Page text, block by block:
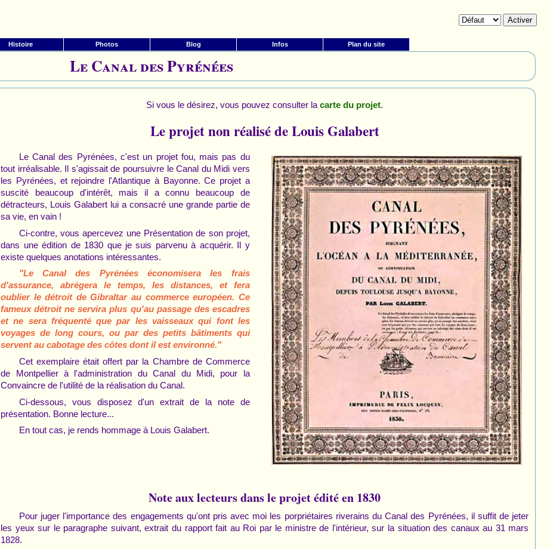
Histoire Photos Blog Infos Plan du site
Le Canal des Pyrénées
Si vous le désirez, vous pouvez consulter lacarte du projet.
Le projet non réalisé de Louis Galabert
Le Canal des Pyrénées, c'est un projet fou, mais pas du
tout irréalisable. Il s'agissait de poursuivre le Canal du Midi vers
les Pyrénées, et rejoindre l'Atlantique à Bayonne. Ce projet a
suscité beaucoup d'intérêt, mais il a connu beaucoup de
détracteurs, Louis Galabert lui a consacré une grande partie de
sa vie, en vain !
Ci-contre, vous apercevez une Présentation de son projet,
dans une édition de 1830 que je suis parvenu à acquérir. Il y
existe quelques anotations intéressantes.
"Le Canal des Pyrénées économisera les frais
d'assurance, abrégera le temps, les distances, et fera
oublier le détroit de Gibraltar au commerce européen. Ce
fameux détroit ne servira plus qu'au passage des escadres
et ne sera fréquenté que par les vaisseaux qui font les
voyages de long cours, ou par des petits bâtiments qui
servent au cabotage des côtes dont il est environné."
Cet exemplaire était offert par la Chambre de Commerce
de Montpellier à l'administration du Canal du Midi, pour la
Convaincre de l'utilité de la réalisation du Canal.
Ci-dessous, vous disposez d'un extrait de la note de
présentation. Bonne lecture...
En tout cas, je rends hommage à Louis Galabert.
Note aux lecteurs dans le projet édité en 1830
Pour juger l'importance des engagements qu'ont pris avec moi les porpriétaires riverains du Canal des Pyrénées, il suffit de jeter
les yeux sur le paragraphe suivant, extrait du rapport fait au Roi par le ministre de l'intérieur, sur la situation des canaux au 31 mars
1828.